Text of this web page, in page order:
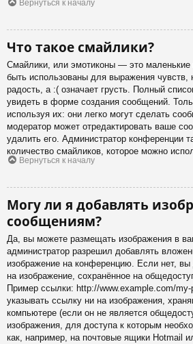
Вернуться к началу
Что такое смайлики?
Смайлики, или эмотиконы — это маленькие
быть использованы для выражения чувств,
радость, а :( означает грусть. Полный
увидеть в форме создания сообщений.
используя их: они легко могут сделать
модератор может отредактировать ваше
удалить его. Администратор конференции
количество смайликов, которое можно
Вернуться к началу
Могу ли я добавлять
сообщениям?
Да, вы можете размещать изображения в
администратор разрешил добавлять
изображение на конференцию. Если нет,
на изображение, сохранённое на
Пример ссылки: http://www.example.com/
указывать ссылку ни на изображения,
компьютере (если он не является
изображения, для доступа к которым
как, например, на почтовые ящики Hotmail